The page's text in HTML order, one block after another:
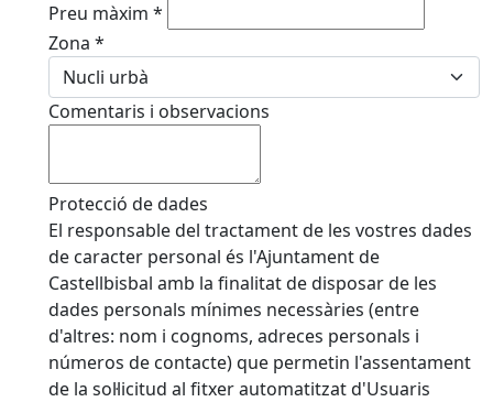
Preu màxim *
Zona *
Comentaris i observacions
Protecció de dades
El responsable del tractament de les vostres dades
de caracter personal és l'Ajuntament de
Castellbisbal amb la finalitat de disposar de les
dades personals mínimes necessàries (entre
d'altres: nom i cognoms, adreces personals i
números de contacte) que permetin l'assentament
de la sol·licitud al fitxer automatitzat d'Usuaris